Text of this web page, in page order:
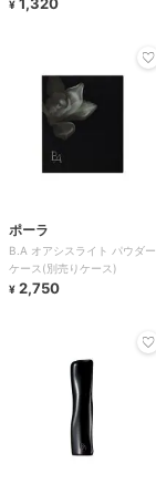
¥
ポーラ
B.A オアシスライト パウダー
ケース(別売りケース)
¥ 2,750